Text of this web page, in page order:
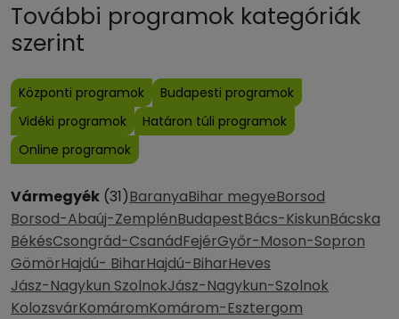
További programok kategóriák
szerint
Központi programok
Budapesti programok
Vidéki programok
Határon túli programok
Online programok
Vármegyék (31)BaranyaBihar megyeBorsod
Borsod-Abaúj-ZemplénBudapestBács-KiskunBácska
BékésCsongrád-CsanádFejérGyőr-Moson-Sopron
GömörHajdú- BiharHajdú-BiharHeves
Jász-Nagykun SzolnokJász-Nagykun-Szolnok
KolozsvárKomáromKomárom-Esztergom